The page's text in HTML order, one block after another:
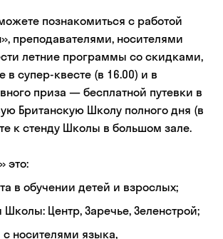
познакомиться с работой
преподавателями, носителями
летние программы со скидками,
в супер-квесте (в 16.00) и в
приза — бесплатной путевки в
Британскую Школу полного дня (в
к стенду Школы в большом зале.
это:
в обучении детей и взрослых;
Школы: Центр, Заречье, Зеленстрой;
носителями языка,